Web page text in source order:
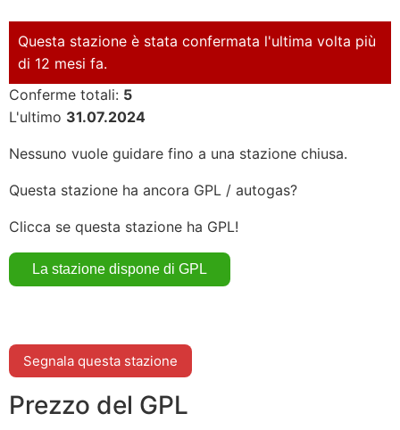
Questa stazione è stata confermata l'ultima volta più
di 12 mesi fa.
Conferme totali: 5
L'ultimo 31.07.2024
Nessuno vuole guidare fino a una stazione chiusa.
Questa stazione ha ancora GPL / autogas?
Clicca se questa stazione ha GPL!
Segnala questa stazione
Prezzo del GPL